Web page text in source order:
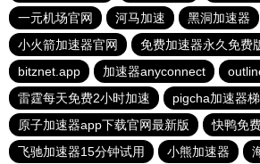
一元机场官网
河马加速 黑洞加速器
小火箭加速器官网
免费加速器永久免费
bitznet.app
加速器anyconnect
雷霆每天免费2小时加速
pigcha加速器
原子加速器app下载官网最新版
快鸭免
飞驰加速器15分钟试用
小熊加速器